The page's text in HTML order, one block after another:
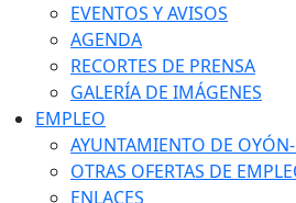
EVENTOS Y AVISOS
AGENDA
RECORTES DE PRENSA
GALERÍA DE IMÁGENES
EMPLEO
AYUNTAMIENTO DE
OTRAS OFERTAS DE
ENLACES